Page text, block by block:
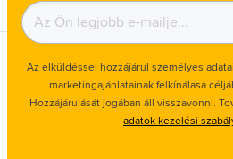
Az elküldéssel hozzájárul személyes
marketingajánlatainak felkínálasa
Hozzájárulását jogában áll visszavonni.
adatok kezelési